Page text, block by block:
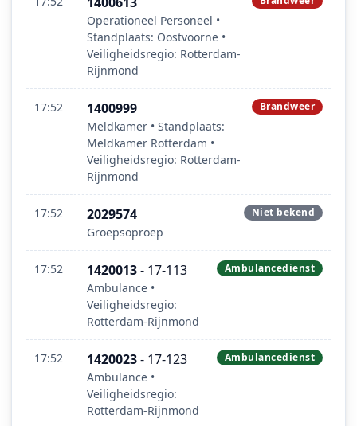
Operationeel Personeel •
Standplaats: Oostvoorne •
Veiligheidsregio: Rotterdam-
Rijnmond
17:52 1400999
Meldkamer • Standplaats:
Meldkamer Rotterdam •
Veiligheidsregio: Rotterdam-
Rijnmond
Brandweer
17:52 2029574
Groepsoproep
Niet bekend
17:52 1420013- 17-113
Ambulance •
Veiligheidsregio:
Rotterdam-Rijnmond
Ambulancedienst
17:52 1420023- 17-123
Ambulance •
Veiligheidsregio:
Rotterdam-Rijnmond
Ambulancedienst